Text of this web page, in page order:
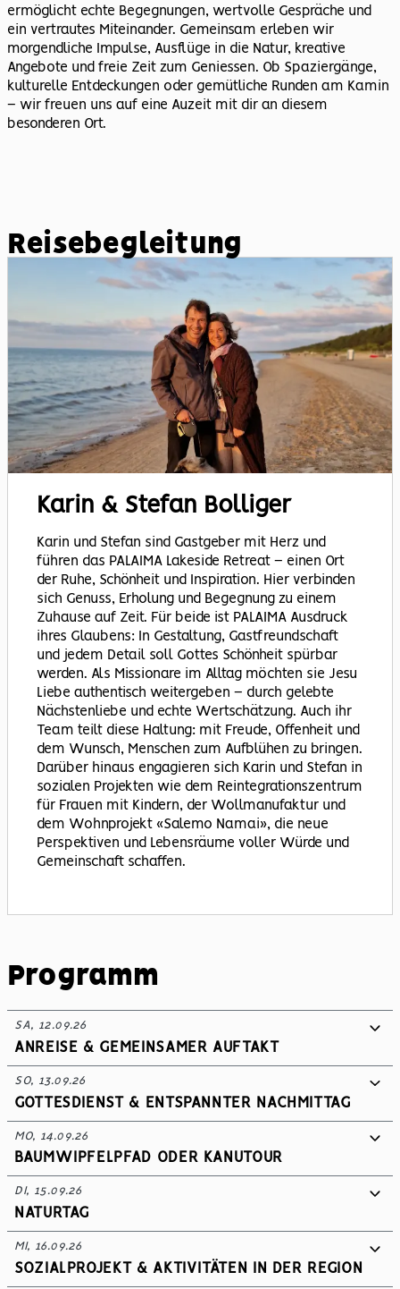
ermöglicht echte Begegnungen, wertvolle Gespräche und
ein vertrautes Miteinander. Gemeinsam erleben wir
morgendliche Impulse, Ausflüge in die Natur, kreative
Angebote und freie Zeit zum Geniessen. Ob Spaziergänge,
kulturelle Entdeckungen oder gemütliche Runden am Kamin
– wir freuen uns auf eine Auzeit mit dir an diesem
besonderen Ort.
Reisebegleitung
Karin & Stefan Bolliger
Karin und Stefan sind Gastgeber mit Herz und
führen das PALAIMA Lakeside Retreat – einen Ort
der Ruhe, Schönheit und Inspiration. Hier verbinden
sich Genuss, Erholung und Begegnung zu einem
Zuhause auf Zeit. Für beide ist PALAIMA Ausdruck
ihres Glaubens: In Gestaltung, Gastfreundschaft
und jedem Detail soll Gottes Schönheit spürbar
werden. Als Missionare im Alltag möchten sie Jesu
Liebe authentisch weitergeben – durch gelebte
Nächstenliebe und echte Wertschätzung. Auch ihr
Team teilt diese Haltung: mit Freude, Offenheit und
dem Wunsch, Menschen zum Aufblühen zu bringen.
Darüber hinaus engagieren sich Karin und Stefan in
sozialen Projekten wie dem Reintegrationszentrum
für Frauen mit Kindern, der Wollmanufaktur und
dem Wohnprojekt «Salemo Namai», die neue
Perspektiven und Lebensräume voller Würde und
Gemeinschaft schaffen.
Programm
SA, 12.09.26
ANREISE & GEMEINSAMER AUFTAKT
SO, 13.09.26
GOTTESDIENST & ENTSPANNTER NACHMITTAG
MO, 14.09.26
BAUMWIPFELPFAD ODER KANUTOUR
DI, 15.09.26
NATURTAG
MI, 16.09.26
SOZIALPROJEKT & AKTIVITÄTEN IN DER REGION